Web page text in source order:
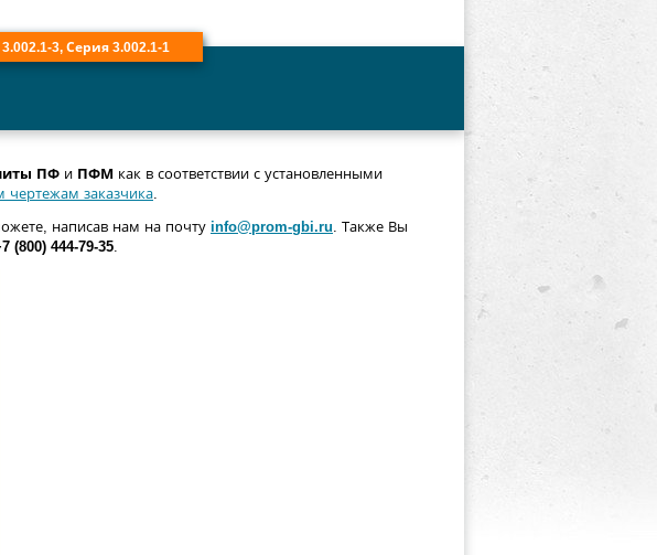
3, Серия 3.002.1-1
ПФ и ПФМ как в соответствии с установленными
чертежам заказчика.
написав нам на почту info@prom-gbi.ru. Также Вы
(800) 444-79-35.